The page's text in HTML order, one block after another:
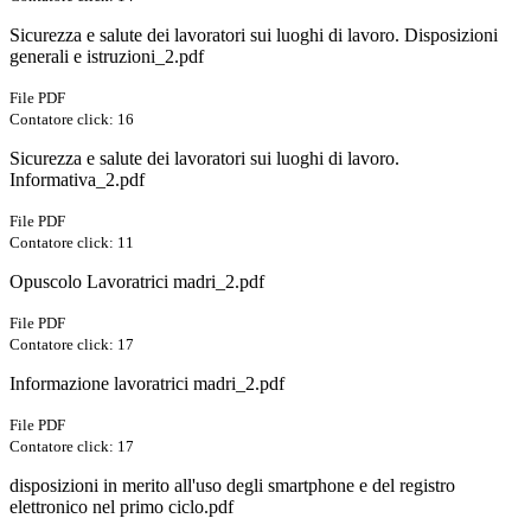
Sicurezza e salute dei lavoratori sui luoghi di lavoro. Disposizioni
generali e istruzioni_2.pdf
File PDF
Contatore click: 16
Sicurezza e salute dei lavoratori sui luoghi di lavoro.
Informativa_2.pdf
File PDF
Contatore click: 11
Opuscolo Lavoratrici madri_2.pdf
File PDF
Contatore click: 17
Informazione lavoratrici madri_2.pdf
File PDF
Contatore click: 17
disposizioni in merito all'uso degli smartphone e del registro
elettronico nel primo ciclo.pdf